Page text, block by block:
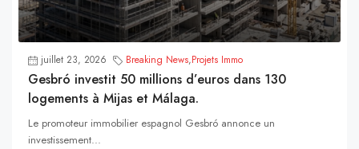
juillet 23, 2026 Breaking News,Projets Immo
Gesbró investit 50 millions d’euros dans 130
logements à Mijas et Málaga.
Le promoteur immobilier espagnol Gesbró annonce un
investissement...